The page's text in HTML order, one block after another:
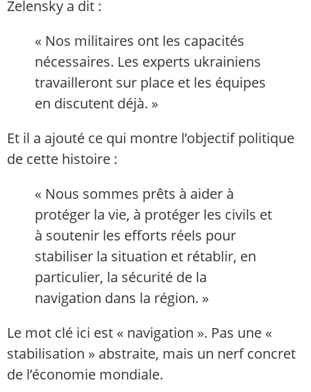
Zelensky a dit :
« Nos militaires ont les capacités
nécessaires. Les experts ukrainiens
travailleront sur place et les équipes
en discutent déjà. »
Et il a ajouté ce qui montre l’objectif politique
de cette histoire :
« Nous sommes prêts à aider à
protéger la vie, à protéger les civils et
à soutenir les efforts réels pour
stabiliser la situation et rétablir, en
particulier, la sécurité de la
navigation dans la région. »
Le mot clé ici est « navigation ». Pas une «
stabilisation » abstraite, mais un nerf concret
de l’économie mondiale.